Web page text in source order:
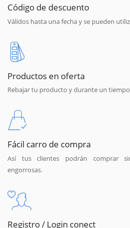
Código de descuento
Válidos hasta una fecha y se pueden
Productos en oferta
Rebajar tu producto y durante un
Fácil carro de compra
Así tus clientes podrán comprar
engorrosas.
Registro / Login conect